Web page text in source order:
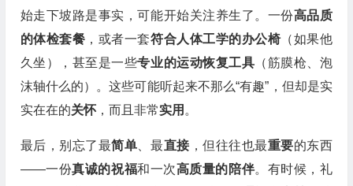
始走下坡路是事实，可能开始关注养生了。一份高品质
的体检套餐 ，或者一套符合人体工学的办公椅（如果他
久坐），甚至是一些专业的运动恢复工具 （筋膜枪、泡
沫轴什么的）。这些可能听起来不那么“有趣”，但却是实
实在在的关怀，而且非常实用 。
最后，别忘了最简单 、最直接，但往往也最重要的东西
——一份真诚的祝福和一次高质量的陪伴。有时候，礼